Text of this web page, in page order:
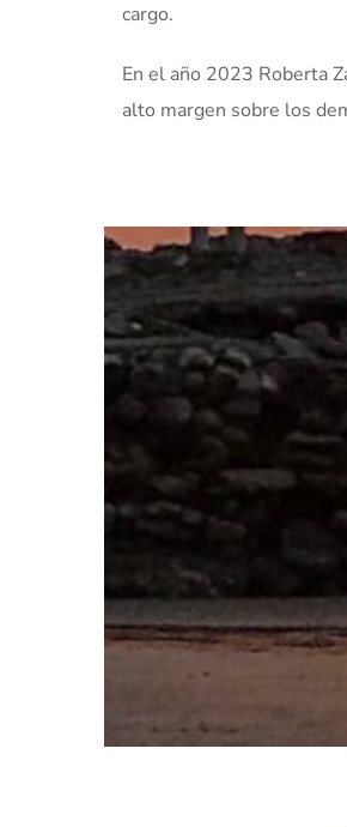
cargo.
En el año 2023 Roberta
alto margen sobre los